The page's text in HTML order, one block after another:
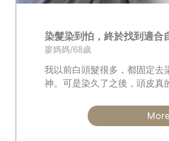
染髮染到怕，終於找到適合
廖媽媽/68歲
我以前白頭髮很多，都固定去
神。可是染久了之後，頭皮真
More